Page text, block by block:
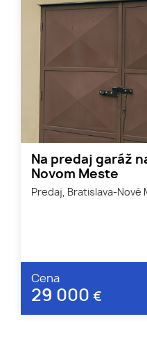
Na predaj garáž
Novom Meste
Predaj, Bratislava-Nové
Cena
29 000 €